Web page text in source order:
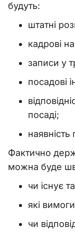
будуть:
штатні
кадрові
записи у
посадові
посаді;
наявність
Фактично
можна буде
чи існує
які
чи